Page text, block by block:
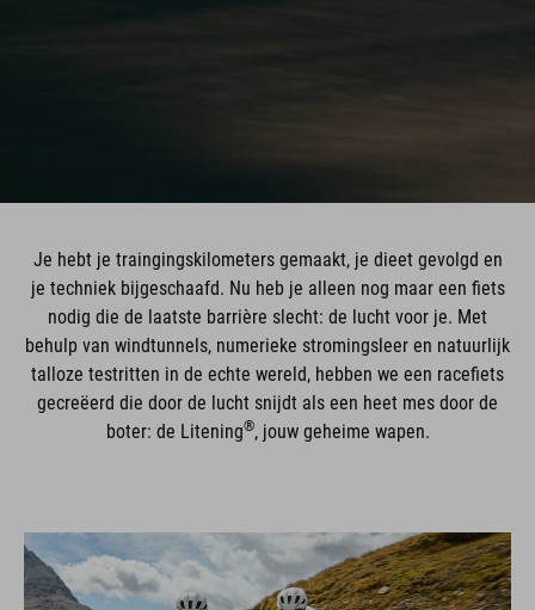
Je hebt je traingingskilometers gemaakt, je dieet gevolgd en
je techniek bijgeschaafd. Nu heb je alleen nog maar een fiets
nodig die de laatste barrière slecht: de lucht voor je. Met
behulp van windtunnels, numerieke stromingsleer en natuurlijk
talloze testritten in de echte wereld, hebben we een racefiets
gecreëerd die door de lucht snijdt als een heet mes door de
boter: de Litening
, jouw geheime wapen.